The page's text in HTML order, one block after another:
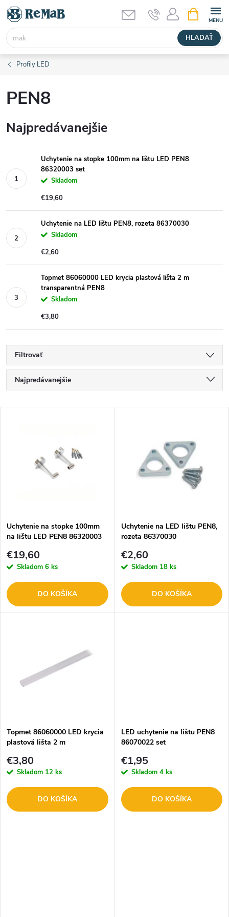
Prejsť
obsah
HĽADAŤ
KOŠÍK
Profily LED
PEN8
Najpredávanejšie
Uchytenie na stopke 100mm na lištu LED PEN8
86320003 set
Skladom
€19,60
Uchytenie na LED lištu PEN8, rozeta 86370030
Skladom
€2,60
Topmet 86060000 LED krycia plastová lišta 2 m
transparentná PEN8
Skladom
€3,80
Filtrovať
R
a
e
p
r
o
o
v
Najpredávanejšie
s
p
r
o
o
v
Uchytenie na stopke 100mm
na lištu LED PEN8 86320003
€19,60
Skladom 6 ks
DO KOŠÍKA
Uchytenie na LED lištu PEN8,
rozeta 86370030
€2,60
Skladom 18 ks
DO KOŠÍKA
Topmet 86060000 LED krycia
plastová lišta 2 m
€3,80
Skladom 12 ks
DO KOŠÍKA
LED uchytenie na lištu PEN8
86070022 set
€1,95
Skladom 4 ks
DO KOŠÍKA